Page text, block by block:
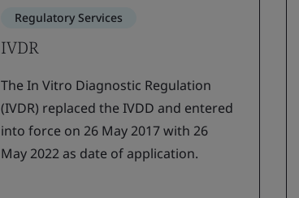
Regulatory Services
IVDR
The In Vitro Diagnostic Regulation
(IVDR) replaced the IVDD and entered
into force on 26 May 2017 with 26
May 2022 as date of application.